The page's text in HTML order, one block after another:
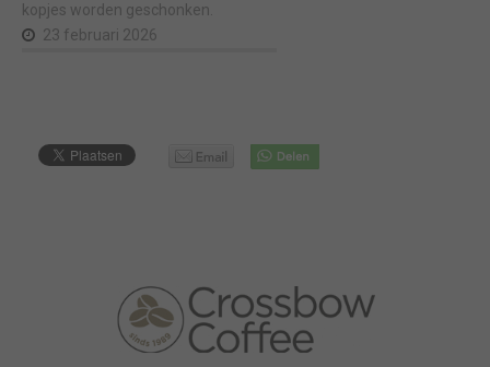
kopjes worden geschonken.
23 februari 2026